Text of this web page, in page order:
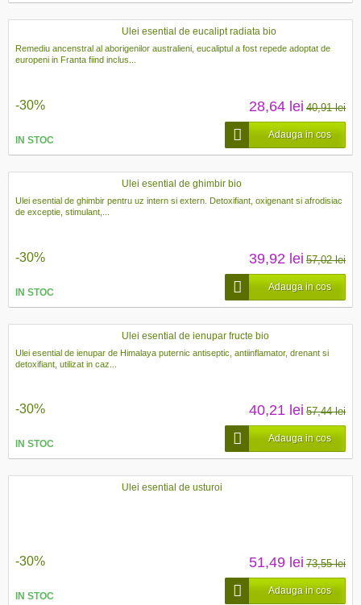
Ulei esential de eucalipt radiata bio
Remediu ancenstral al aborigenilor australieni, eucaliptul a fost repede adoptat de
europeni in Franta fiind inclus...
-30% 28,64 lei 40,91 lei
IN STOC
Adauga in cos
Ulei esential de ghimbir bio
Ulei esential de ghimbir pentru uz intern si extern. Detoxifiant, oxigenant si afrodisiac
de exceptie, stimulant,...
-30% 39,92 lei 57,02 lei
IN STOC
Adauga in cos
Ulei esential de ienupar fructe bio
Ulei esential de ienupar de Himalaya puternic antiseptic, antiinflamator, drenant si
detoxifiant, utilizat in caz...
-30% 40,21 lei 57,44 lei
IN STOC
Adauga in cos
Ulei esential de usturoi
-30% 51,49 lei 73,55 lei
IN STOC
Adauga in cos